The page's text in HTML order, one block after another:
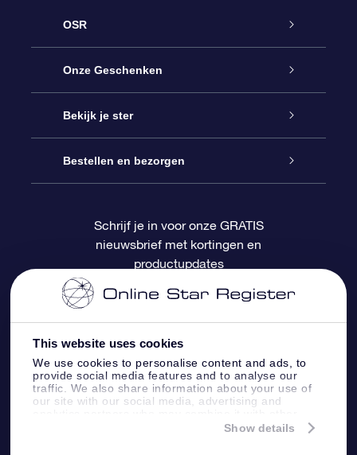
This website uses cookies
We use cookies to personalise content and ads, to
provide social media features and to analyse our
traffic. We also share information about your use of
our site with our social media, advertising and
information that you’ve provided to them or that
Show details
OSR
Service
Contact
Blog
OSR Recensies
Onze Geschenken
Online Star Gift
OSR Cadeaupakket
OSR Cadeaukaart
Relatiegeschenken
Bekijk je ster
Sterrenregister
Gepersonaliseerde sterrenpagina
One Million Stars
OSR Starsaver
Fly me to the Stars App
Bestellen en bezorgen
Betalingsinformatie
Verzendinformatie
Retourbeleid
Constellaties
Schrijf je in voor onze GRATIS
nieuwsbrief met kortingen en
productupdates